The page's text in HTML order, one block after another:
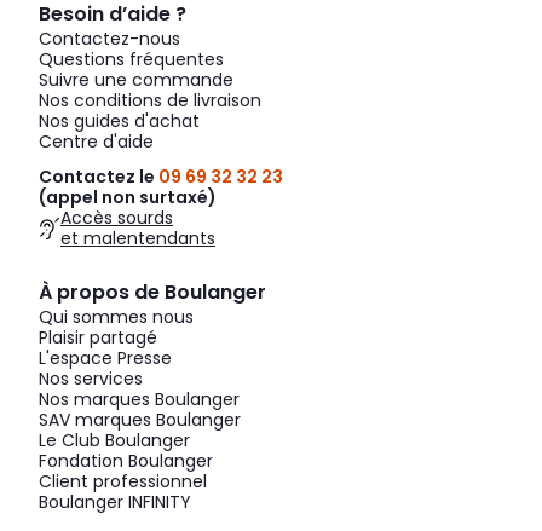
Besoin d’aide ?
Contactez-nous
Questions fréquentes
Suivre une commande
Nos conditions de livraison
Nos guides d'achat
Centre d'aide
Contactez le 09 69 32 32 23
(appel non surtaxé)
Accès sourds
et malentendants
À propos de Boulanger
Qui sommes nous
Plaisir partagé
L'espace Presse
Nos services
Nos marques Boulanger
SAV marques Boulanger
Le Club Boulanger
Fondation Boulanger
Client professionnel
Boulanger INFINITY